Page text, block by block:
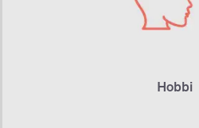
Hobbi